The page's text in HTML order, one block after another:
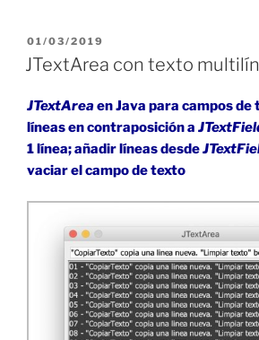
PUBLICADO
EL
01/03/2019
JTextArea con texto
JTextAreaen Java para campos
líneas en contraposición a
1 línea; añadir líneas desde
vaciar el campo de texto